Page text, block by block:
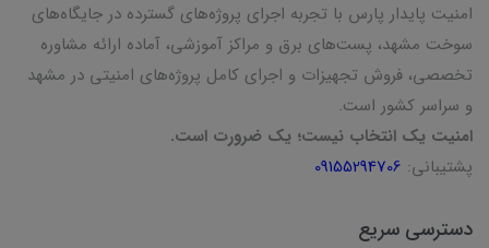
امنیت پایدار پارس با تجربه اجرای پروژه‌های گسترده در جایگاه‌های
سوخت مشهد، پست‌های برق و مراکز آموزشی، آماده ارائه مشاوره
تخصصی، فروش تجهیزات و اجرای کامل پروژه‌های امنیتی در مشهد
و سراسر کشور است.
امنیت یک انتخاب نیست؛ یک ضرورت است.
پشتیبانی: 09155294706
دسترسی سریع